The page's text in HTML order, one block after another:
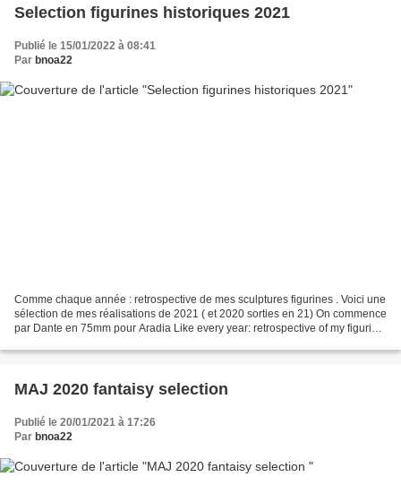
Selection figurines historiques 2021
Publié le 15/01/2022 à 08:41
Par bnoa22
Comme chaque année : retrospective de mes sculptures figurines . Voici une
sélection de mes réalisations de 2021 ( et 2020 sorties en 21) On commence
par Dante en 75mm pour Aradia Like every year: retrospective of my figurine
MAJ 2020 fantaisy selection
Publié le 20/01/2021 à 17:26
Par bnoa22